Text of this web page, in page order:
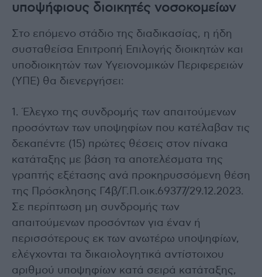
υποψήφιους διοικητές νοσοκομείων
Στο επόμενο στάδιο της διαδικασίας, η ήδη
συσταθείσα Επιτροπή Επιλογής διοικητών και
υποδιοικητών των Υγειονομικών Περιφερειών
(ΥΠΕ) θα διενεργήσει:
1. Έλεγχο της συνδρομής των απαιτούμενων
προσόντων των υποψηφίων που κατέλαβαν τις
δεκαπέντε (15) πρώτες θέσεις στον πίνακα
κατάταξης με βάση τα αποτελέσματα της
γραπτής εξέτασης ανά προκηρυσσόμενη θέση
της Πρόσκλησης Γ4β/Γ.Π.οικ.69377/29.12.2023.
Σε περίπτωση μη συνδρομής των
απαιτούμενων προσόντων για έναν ή
περισσότερους εκ των ανωτέρω υποψηφίων,
ελέγχονται τα δικαιολογητικά αντίστοιχου
αριθμού υποψηφίων κατά σειρά κατάταξης,